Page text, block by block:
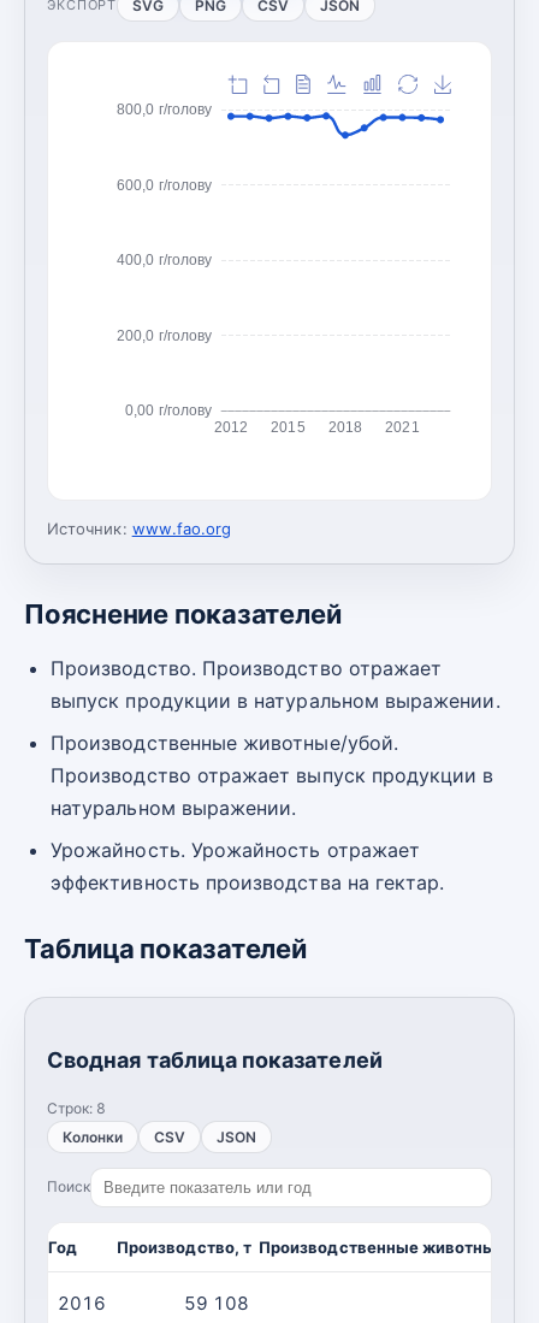
ЭКСПОРТ SVG PNG CSV JSON
0,00 г/голову
200,0 г/голову
400,0 г/голову
600,0 г/голову
800,0 г/голову
2012 2015 2018 2021
Источник: www.fao.org
Пояснение показателей
Производство. Производство отражает
выпуск продукции в натуральном выражении.
Производственные животные/убой.
Производство отражает выпуск продукции в
натуральном выражении.
Урожайность. Урожайность отражает
эффективность производства на гектар.
Таблица показателей
Сводная таблица показателей
Строк: 8
Колонки
CSV JSON
Поиск
Год Производство, т Производственные животные/
2016 59 108